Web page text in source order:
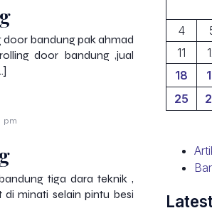
door bandung pak ahmad
door bandung ,jual
pm
tiga dara teknik ,
minati selain pintu besi
4
11
18
25